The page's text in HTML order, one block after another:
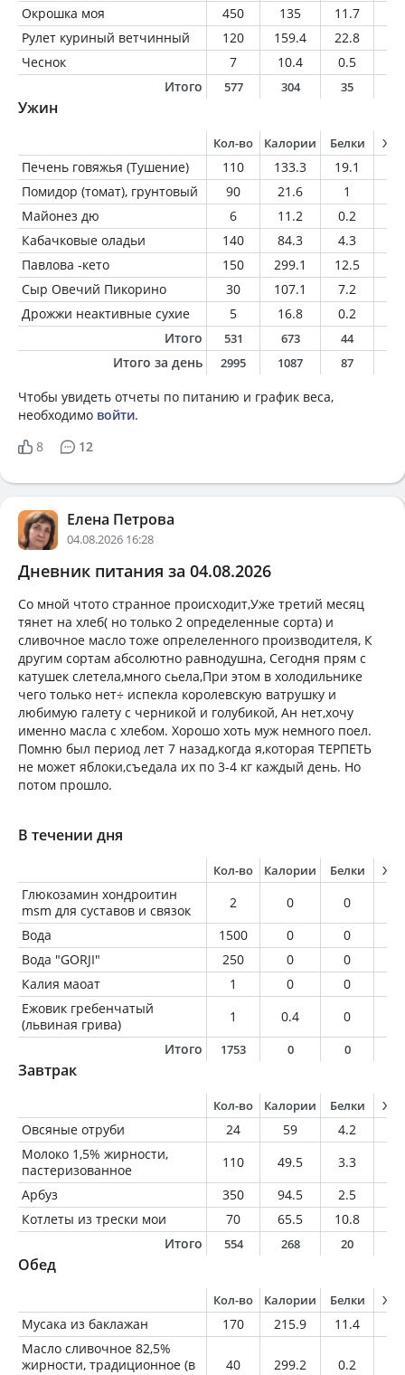
Окрошка моя 450 135 11.7
Рулет куриный ветчинный
120 159.4 22.8
Чеснок
7 10.4 0.5
Итого
577 304 35
Ужин
Кол-во Калории Белки
Печень говяжья (Тушение) 110 133.3 19.1
Помидор (томат), грунтовый
90 21.6 1
Майонез дю
6 11.2 0.2
Кабачковые оладьи
140 84.3 4.3
Павлова -кето
150 299.1 12.5
Сыр Овечий Пикорино
30 107.1 7.2
Дрожжи неактивные сухие
5 16.8 0.2
Итого
531 673 44
Итого за день 2995 1087 87
Чтобы увидеть отчеты по питанию и график веса,
необходимо войти.
8
12
Елена Петрова
04.08.2026 16:28
Дневник питания за 04.08.2026
Со мной чтото странное происходит,Уже третий месяц
тянет на хлеб( но только 2 определенные сорта) и
сливочное масло тоже опрелеленного производителя, К
другим сортам абсолютно равнодушна, Сегодня прям с
катушек слетела,много сьела,При этом в холодильнике
чего только нет÷ испекла королевскую ватрушку и
любимую галету с черникой и голубикой, Ан нет,хочу
именно масла с хлебом. Хорошо хоть муж немного поел.
Помню был период лет 7 назад,когда я,которая ТЕРПЕТЬ
не может яблоки,съедала их по 3-4 кг каждый день. Но
потом прошло.
В течении дня
Кол-во Калории Белки
Глюкозамин хондроитин
msm для суставов и связок
2 0 0
Вода
1500 0 0
Вода "GORJI"
250 0 0
Калия маоат
1 0 0
Ежовик гребенчатый
(львиная грива)
1 0.4 0
Итого
1753 0 0
Завтрак
Кол-во Калории Белки
Овсяные отруби 24 59 4.2
Молоко 1,5% жирности,
пастеризованное
110 49.5 3.3
Арбуз
350 94.5 2.5
Котлеты из трески мои
70 65.5 10.8
Итого
554 268 20
Обед
Кол-во Калории Белки
Мусака из баклажан 170 215.9 11.4
Масло сливочное 82,5%
жирности, традиционное (в
40 299.2 0.2